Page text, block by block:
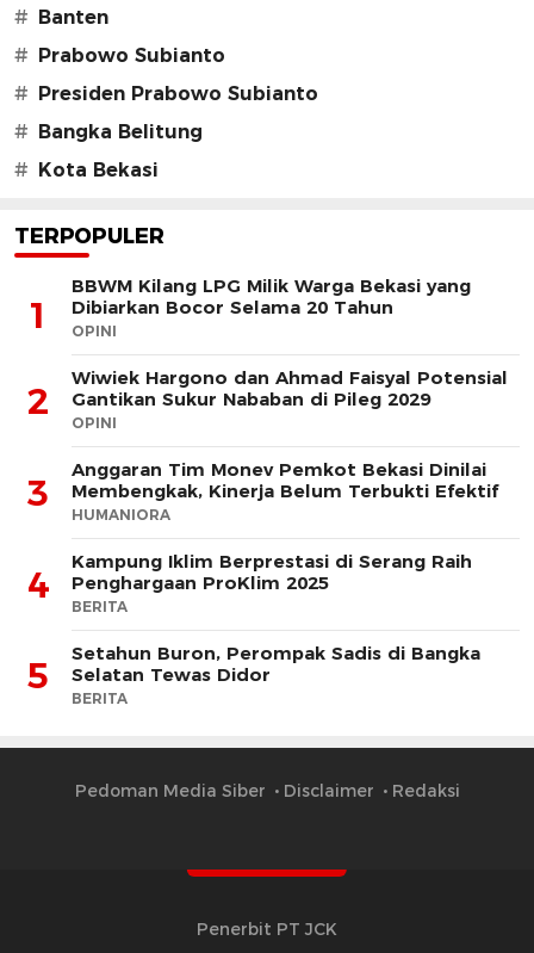
# Banten
# Prabowo Subianto
# Presiden Prabowo Subianto
# Bangka Belitung
# Kota Bekasi
TERPOPULER
1
BBWM Kilang LPG Milik Warga Bekasi yang
Dibiarkan Bocor Selama 20 Tahun
OPINI
2
Wiwiek Hargono dan Ahmad Faisyal Potensial
Gantikan Sukur Nababan di Pileg 2029
OPINI
3
Anggaran Tim Monev Pemkot Bekasi Dinilai
Membengkak, Kinerja Belum Terbukti Efektif
HUMANIORA
4
Kampung Iklim Berprestasi di Serang Raih
Penghargaan ProKlim 2025
BERITA
5
Setahun Buron, Perompak Sadis di Bangka
Selatan Tewas Didor
BERITA
Pedoman Media Siber Disclaimer Redaksi
Penerbit PT JCK